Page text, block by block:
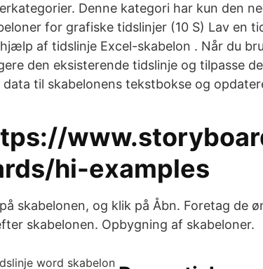
Denne kategori har kun den
for grafiske tidslinjer‎ (10 S) Lav en
af tidslinje Excel-skabelon . Når du
den eksisterende tidslinje og tilpasse
data til skabelonens tekstbokse og
hi-examples
skabelonen, og klik på Åbn. Foretag de
skabelonen. Opbygning af skabeloner.